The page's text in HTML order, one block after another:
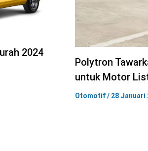
2024
Polytron
untuk Motor
Otomotif/ 28 Januari